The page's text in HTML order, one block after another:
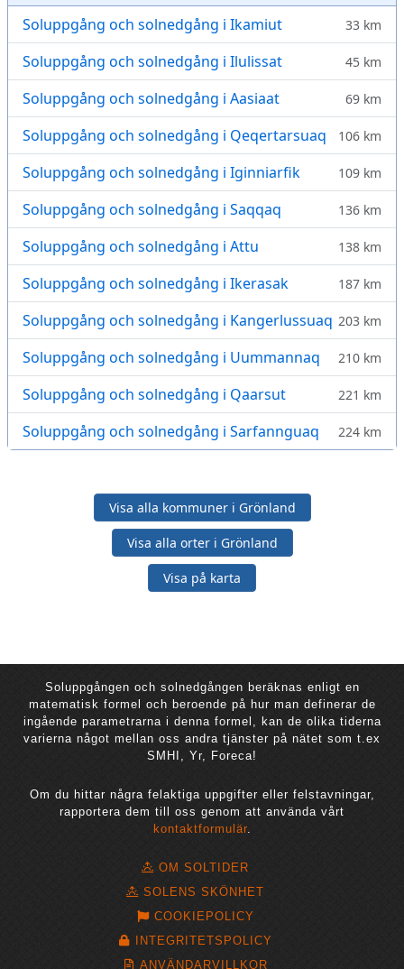
Soluppgång och solnedgång i Ikamiut 33 km
Soluppgång och solnedgång i Ilulissat 45 km
Soluppgång och solnedgång i Aasiaat 69 km
Soluppgång och solnedgång i Qeqertarsuaq 106 km
Soluppgång och solnedgång i Iginniarfik 109 km
Soluppgång och solnedgång i Saqqaq 136 km
Soluppgång och solnedgång i Attu 138 km
Soluppgång och solnedgång i Ikerasak 187 km
Soluppgång och solnedgång i Kangerlussuaq 203 km
Soluppgång och solnedgång i Uummannaq 210 km
Soluppgång och solnedgång i Qaarsut 221 km
Soluppgång och solnedgång i Sarfannguaq 224 km
Visa alla kommuner i Grönland
Visa alla orter i Grönland
Visa på karta
Soluppgången och solnedgången beräknas enligt en
matematisk formel och beroende på hur man definerar de
ingående parametrarna i denna formel, kan de olika tiderna
varierna något mellan oss andra tjänster på nätet som t.ex
SMHI, Yr, Foreca!
Om du hittar några felaktiga uppgifter eller felstavningar,
rapportera dem till oss genom att använda vårt
kontaktformulär.
OM SOLTIDER
SOLENS SKÖNHET
COOKIEPOLICY
INTEGRITETSPOLICY
ANVÄNDARVILLKOR